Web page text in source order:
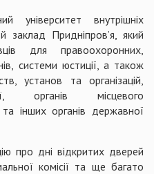
університет внутрішніх
заклад Придніпров’я, який
для правоохоронних,
системи юстиції, а також
установ та організацій,
органів місцевого
інших органів державної
про дні відкритих дверей
комісії та ще багато